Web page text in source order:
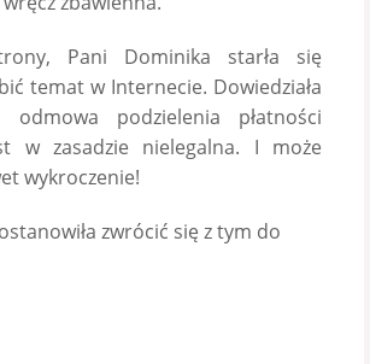
Pani Dominika starła się
temat w Internecie. Dowiedziała
podzielenia płatności
w zasadzie nielegalna. I może
wykroczenie!
zwrócić się z tym do